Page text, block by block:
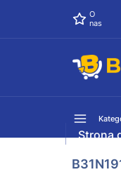
O
nas
Strona